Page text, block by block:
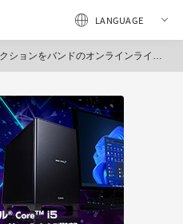
ンドのオンラインライブで本格活用！ 「SiM XR LiVE」